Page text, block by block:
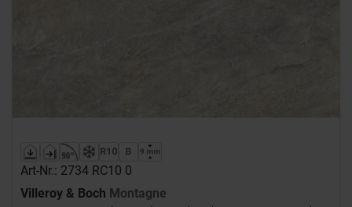
Art-Nr.: 2734 RC10 0
Villeroy & Boch Montagne